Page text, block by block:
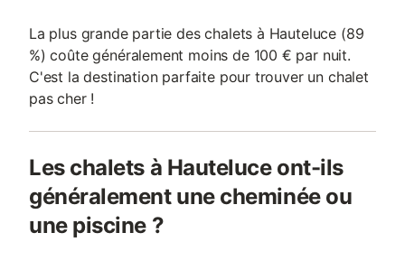
La plus grande partie des chalets à Hauteluce (89
%) coûte généralement moins de 100 € par nuit.
C'est la destination parfaite pour trouver un chalet
pas cher !
Les chalets à Hauteluce ont-ils
généralement une cheminée ou
une piscine ?